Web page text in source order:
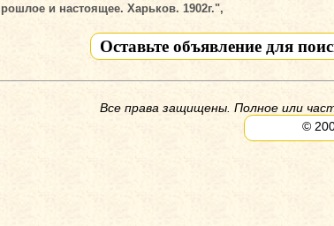
и настоящее. Харьков. 1902г.",
Оставьте объявление для
Все права защищены. Полное или
©